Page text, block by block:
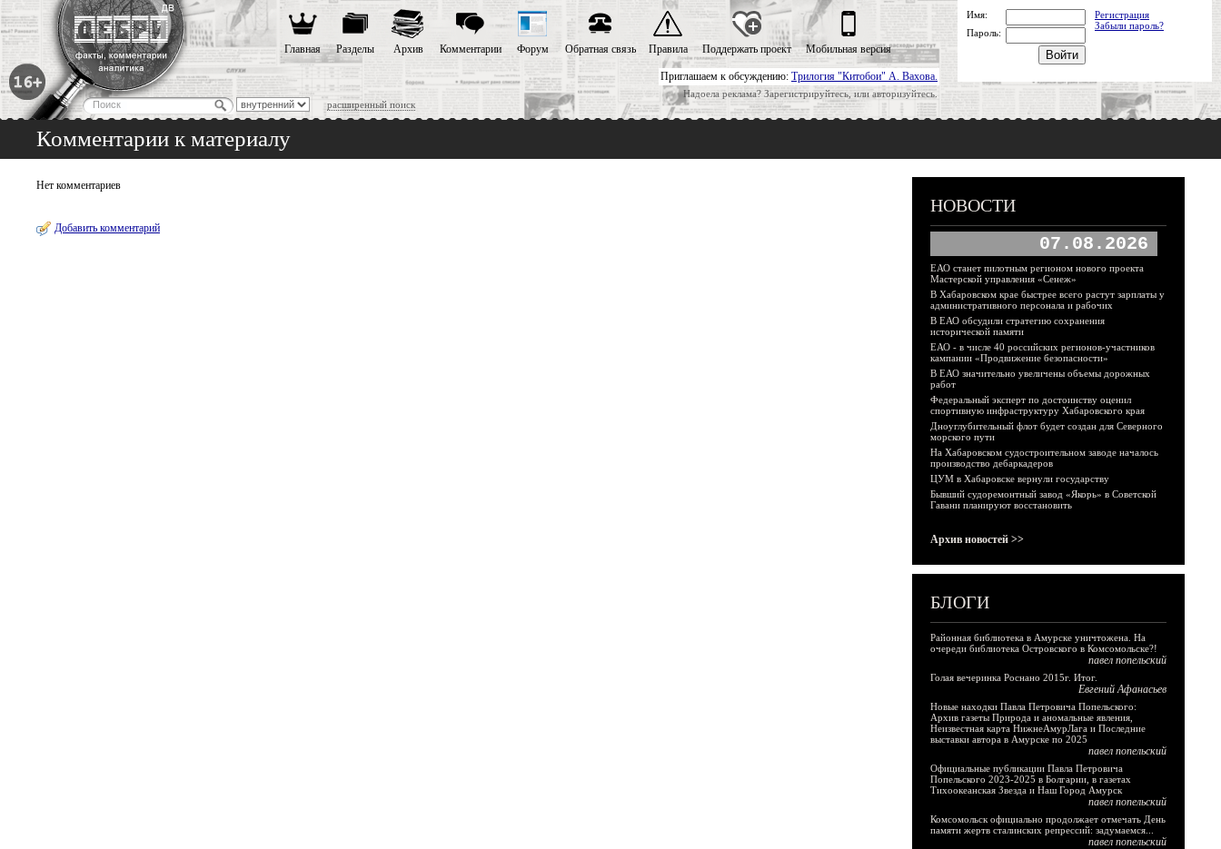
Приглашаем к обсуждению: Трилогия "Китобои" А. Вахова.
Надоела реклама? Зарегистрируйтесь, или авторизуйтесь.
расширенный поиск
Главная Разделы Архив Комментарии Форум Обратная связь Правила Поддержать проект Мобильная версия
Имя:
Регистрация
Забыли пароль?
Пароль:
Комментарии к материалу
Нет комментариев
Добавить комментарий
НОВОСТИ
07.08.2026
ЕАО станет пилотным регионом нового проекта
Мастерской управления «Сенеж»
В Хабаровском крае быстрее всего растут зарплаты у
административного персонала и рабочих
В ЕАО обсудили стратегию сохранения
исторической памяти
ЕАО - в числе 40 российских регионов-участников
кампании «Продвижение безопасности»
В ЕАО значительно увеличены объемы дорожных
работ
Федеральный эксперт по достоинству оценил
спортивную инфраструктуру Хабаровского края
Дноуглубительный флот будет создан для Северного
морского пути
На Хабаровском судостроительном заводе началось
производство дебаркадеров
ЦУМ в Хабаровске вернули государству
Бывший судоремонтный завод «Якорь» в Советской
Гавани планируют восстановить
Архив новостей >>
БЛОГИ
Районная библиотека в Амурске уничтожена. На
очереди библиотека Островского в Комсомольске?!
павел попельский
Голая вечеринка Роснано 2015г. Итог.
Евгений Афанасьев
Новые находки Павла Петровича Попельского:
Архив газеты Природа и аномальные явления,
Неизвестная карта НижнеАмурЛага и Последние
выставки автора в Амурске по 2025
павел попельский
Официальные публикации Павла Петровича
Попельского 2023-2025 в Болгарии, в газетах
Тихоокеанская Звезда и Наш Город Амурск
павел попельский
Комсомольск официально продолжает отмечать День
памяти жертв сталинских репрессий: задумаемся...
павел попельский